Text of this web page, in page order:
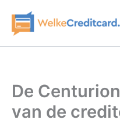
naar
inhoud
De
van de